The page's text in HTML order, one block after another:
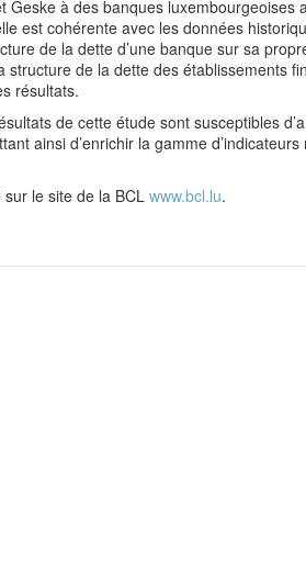
Geske à des banques luxembourgeoises
est cohérente avec les données
de la dette d’une banque sur sa
structure de la dette des établissements
résultats.
de cette étude sont susceptibles
ainsi d’enrichir la gamme
le site de la BCL www.bcl.lu.